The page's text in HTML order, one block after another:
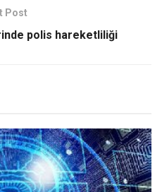
Post
polis hareketliliği